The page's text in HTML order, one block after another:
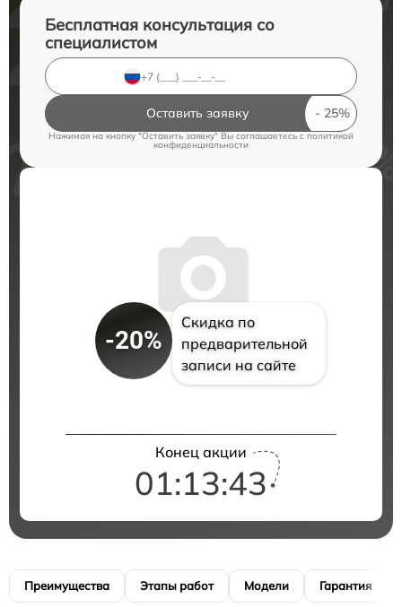
Бесплатная консультация со
специалистом
Оставить заявку
Нажимая на кнопку "Оставить заявку" Вы соглашаетесь c политикой
конфиденциальности
-20%
Скидка по
предварительной
записи на сайте
Конец акции
01:13:42
Преимущества Этапы работ Модели Гарантия